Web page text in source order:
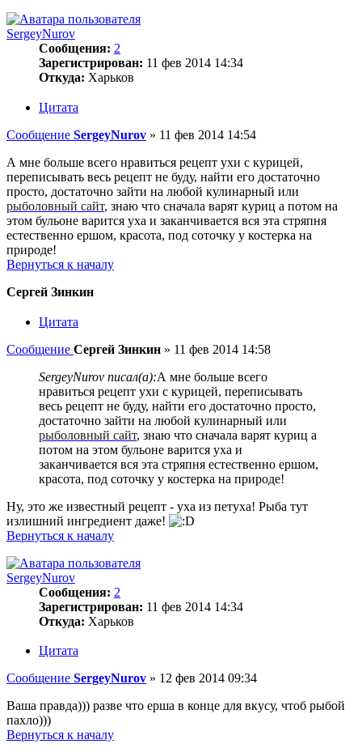
SergeyNurov
Сообщения: 2
Зарегистрирован: 11 фев 2014 14:34
Откуда: Харьков
Цитата
Сообщение SergeyNurov » 11 фев 2014 14:54
А мне больше всего нравиться рецепт ухи с курицей,
переписывать весь рецепт не буду, найти его достаточно
просто, достаточно зайти на любой кулинарный или
рыболовный сайт, знаю что сначала варят куриц а потом на
этом бульоне варится уха и заканчивается вся эта стряпня
естественно ершом, красота, под соточку у костерка на
природе!
Вернуться к началу
Сергей Зинкин
Цитата
Сообщение Сергей Зинкин » 11 фев 2014 14:58
SergeyNurov писал(а):А мне больше всего
нравиться рецепт ухи с курицей, переписывать
весь рецепт не буду, найти его достаточно просто,
достаточно зайти на любой кулинарный или
рыболовный сайт, знаю что сначала варят куриц а
потом на этом бульоне варится уха и
заканчивается вся эта стряпня естественно ершом,
красота, под соточку у костерка на природе!
Ну, это же известный рецепт - уха из петуха! Рыба тут
излишний ингредиент даже!
Вернуться к началу
SergeyNurov
Сообщения: 2
Зарегистрирован: 11 фев 2014 14:34
Откуда: Харьков
Цитата
Сообщение SergeyNurov » 12 фев 2014 09:34
Ваша правда))) разве что ерша в конце для вкусу, чтоб рыбой
пахло)))
Вернуться к началу